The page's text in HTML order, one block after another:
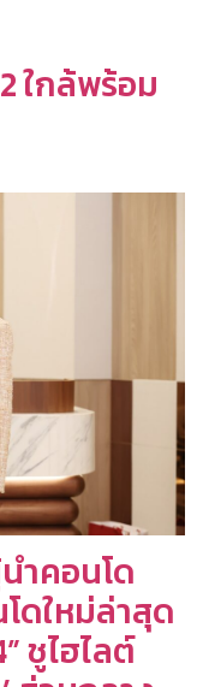
ใกล้พร้อม
ำคอนโด
ดใหม่ล่าสุด
ชูไฮไลต์